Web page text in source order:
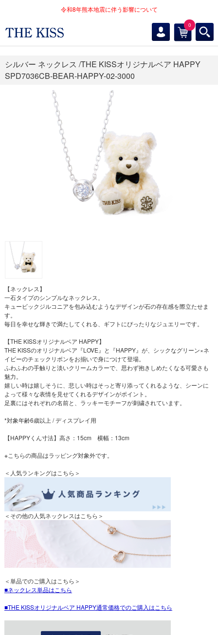
令和8年熊本地震に伴う影響について
0
シルバー ネックレス /THE KISSオリジナルベア HAPPY
SPD7036CB-BEAR-HAPPY-02-3000
【ネックレス】
一石タイプのシンプルなネックレス。
キュービックジルコニアを包み込むようなデザインが石の存在感を際立たせま
す。
毎日を幸せな輝きで満たしてくれる、ギフトにぴったりなジュエリーです。
【THE KISSオリジナルベア HAPPY】
THE KISSのオリジナルベア『LOVE』と『HAPPY』が、シックなグリーン×ネ
イビーのチェックリボンをお揃いで身につけて登場。
ふわふわの手触りと淡いクリームカラーで、思わず抱きしめたくなる可愛さも
魅力。
嬉しい時は嬉しそうに、悲しい時はそっと寄り添ってくれるような、シーンに
よって様々な表情を見せてくれるデザインがポイント。
足裏にはそれぞれの名前と、ラッキーモチーフが刺繍されています。
*対象年齢6歳以上 / ディスプレイ用
【HAPPYくん寸法】高さ：15cm 横幅：13cm
※こちらの商品はラッピング対象外です。
＜人気ランキングはこちら＞
＜その他の人気ネックレスはこちら＞
＜単品でのご購入はこちら＞
ネックレス単品はこちら
THE KISSオリジナルベア HAPPY通常価格でのご購入はこちら